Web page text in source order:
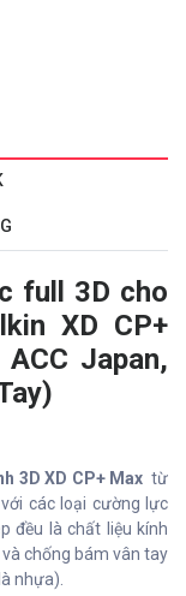
full 3D cho
XD CP+
Japan,
3D XD CP+ Max từ
các loại cường lực
đều là chất liệu kính
chống bám vân tay
nhựa).